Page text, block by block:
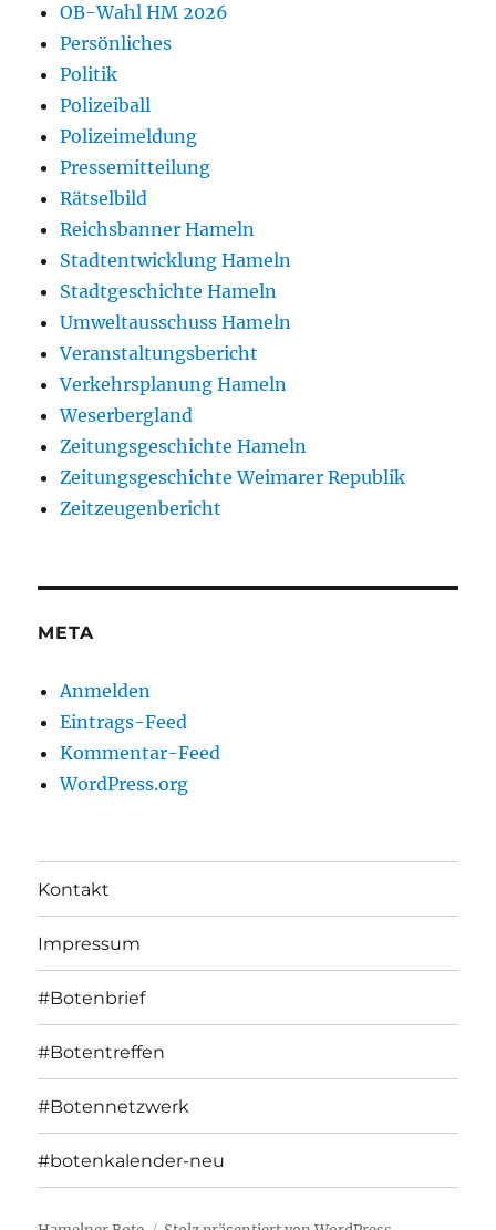
OB-Wahl HM 2026
Persönliches
Politik
Polizeiball
Polizeimeldung
Pressemitteilung
Rätselbild
Reichsbanner Hameln
Stadtentwicklung Hameln
Stadtgeschichte Hameln
Umweltausschuss Hameln
Veranstaltungsbericht
Verkehrsplanung Hameln
Weserbergland
Zeitungsgeschichte Hameln
Zeitungsgeschichte Weimarer Republik
Zeitzeugenbericht
META
Anmelden
Eintrags-Feed
Kommentar-Feed
WordPress.org
Kontakt
Impressum
#Botenbrief
#Botentreffen
#Botennetzwerk
#botenkalender-neu